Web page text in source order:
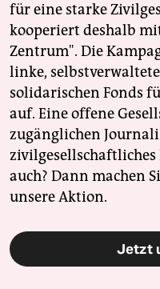
für eine starke
kooperiert deshalb
Zentrum". Die
linke,
solidarischen Fonds
auf. Eine offene
zugänglichen
zivilgesellschaftliches
auch? Dann machen
unsere Aktion.
Jetzt